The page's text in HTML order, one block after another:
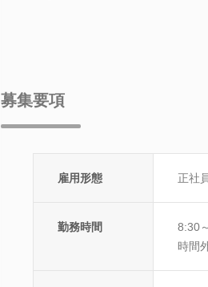
募集要項
雇用形態 正社
勤務時間
8:30
時間